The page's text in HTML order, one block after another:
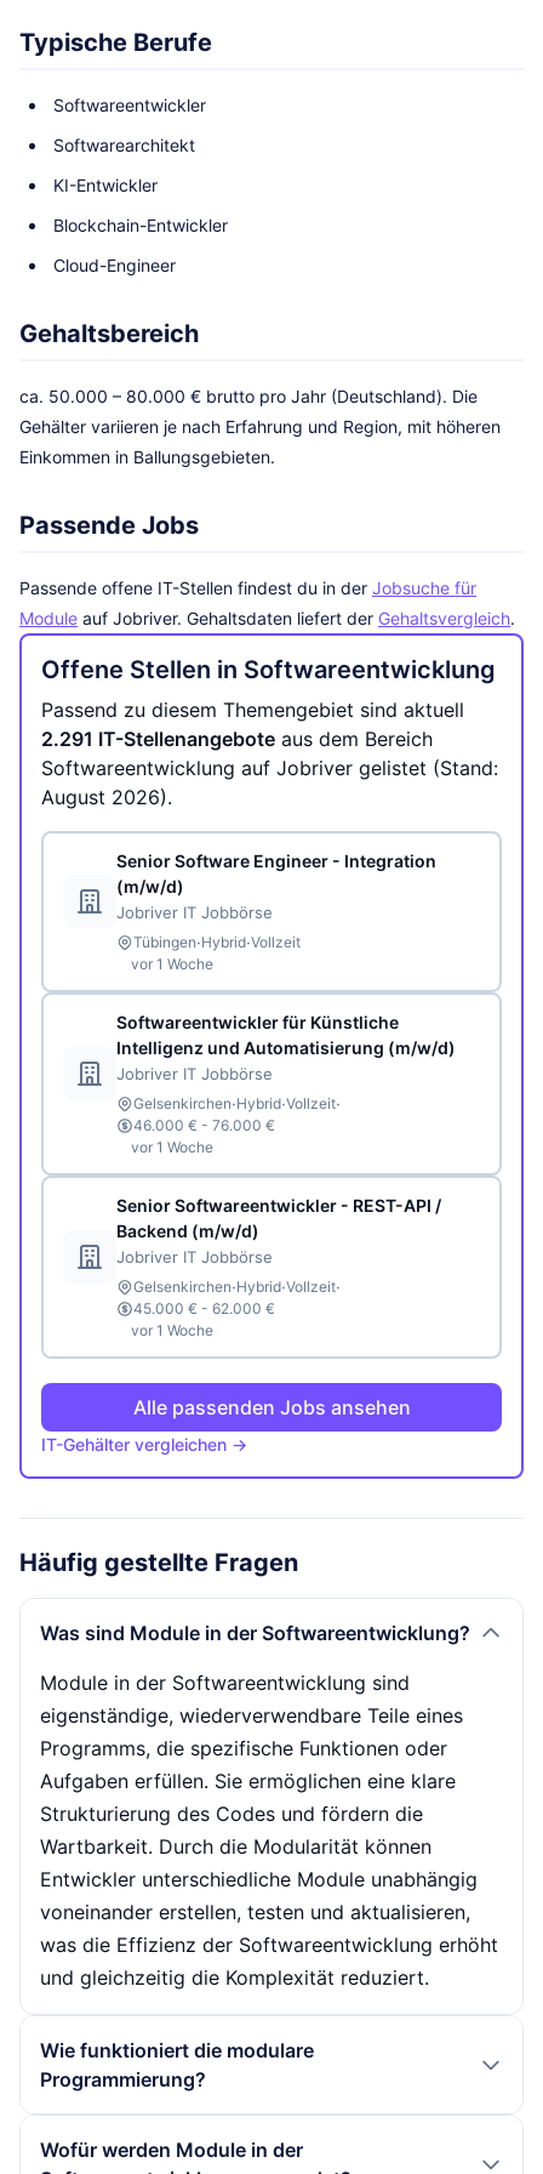
Typische Berufe
Softwareentwickler
Softwarearchitekt
KI-Entwickler
Blockchain-Entwickler
Cloud-Engineer
Gehaltsbereich
ca. 50.000 – 80.000 € brutto pro Jahr (Deutschland). Die
Gehälter variieren je nach Erfahrung und Region, mit höheren
Einkommen in Ballungsgebieten.
Passende Jobs
Passende offene IT-Stellen findest du in der Jobsuche für
Module auf Jobriver. Gehaltsdaten liefert der Gehaltsvergleich.
Offene Stellen in Softwareentwicklung
Passend zu diesem Themengebiet sind aktuell
2.291 IT-Stellenangebote aus dem Bereich
Softwareentwicklung auf Jobriver gelistet (Stand:
August 2026).
Senior Software Engineer - Integration
(m/w/d)
Jobriver IT Jobbörse
Tübingen·Hybrid·Vollzeit
vor 1 Woche
Softwareentwickler für Künstliche
Intelligenz und Automatisierung (m/w/d)
Jobriver IT Jobbörse
Gelsenkirchen·Hybrid·Vollzeit·
46.000 € - 76.000 €
vor 1 Woche
Senior Softwareentwickler - REST-API /
Backend (m/w/d)
Jobriver IT Jobbörse
Gelsenkirchen·Hybrid·Vollzeit·
45.000 € - 62.000 €
vor 1 Woche
Alle passenden Jobs ansehen
IT-Gehälter vergleichen →
Häufig gestellte Fragen
Was sind Module in der Softwareentwicklung?
Module in der Softwareentwicklung sind
eigenständige, wiederverwendbare Teile eines
Programms, die spezifische Funktionen oder
Aufgaben erfüllen. Sie ermöglichen eine klare
Strukturierung des Codes und fördern die
Wartbarkeit. Durch die Modularität können
Entwickler unterschiedliche Module unabhängig
voneinander erstellen, testen und aktualisieren,
was die Effizienz der Softwareentwicklung erhöht
und gleichzeitig die Komplexität reduziert.
Wie funktioniert die modulare
Programmierung?
Aufteilung eines Programms in kleinere,
Wofür werden Module in der